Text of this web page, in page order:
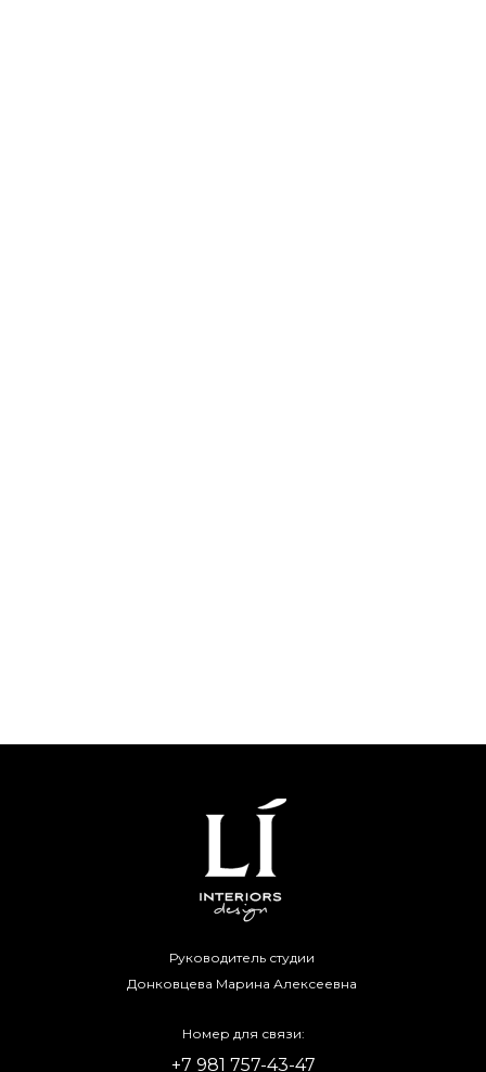
+7 981 757-43-47
Номер для связи:
Руководитель студии
Донковцева Марина Алексеевна